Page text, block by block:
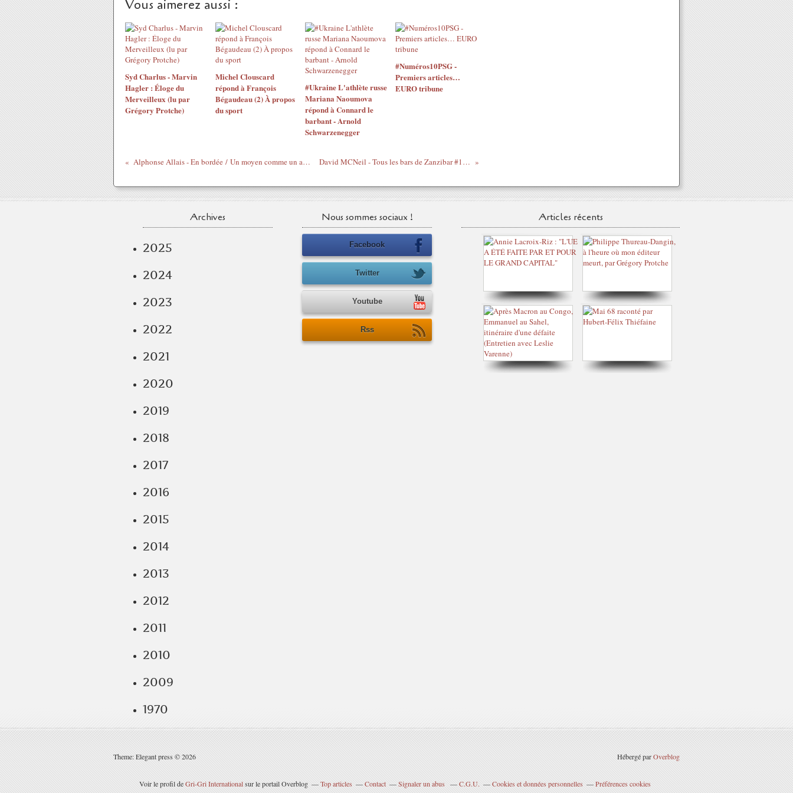
Vous aimerez aussi :
Syd Charlus - Marvin
Hagler : Éloge du
Merveilleux (lu par
Grégory Protche)
Michel Clouscard
répond à François
Bégaudeau (2) À propos
du sport
#Ukraine L'athlète russe
Mariana Naoumova
répond à Connard le
barbant - Arnold
Schwarzenegger
#Numéros10PSG -
Premiers articles…
EURO tribune
Alphonse Allais - En bordée / Un moyen comme un autre / Collage (À se tordre, lu par Grégory Protche) David MCNeil - Tous les bars de Zanzibar #1 (Premières pages, lues par Grégory Protche)
Archives
2025
2024
2023
2022
2021
2020
2019
2018
2017
2016
2015
2014
2013
2012
2011
2010
2009
1970
Nous sommes sociaux !
Facebook
Twitter
Youtube
Rss
Articles récents
Theme: Elegant press © 2026 Hébergé parOverblog
Voir le profil deGri-Gri Internationalsur le portail Overblog Top articles Contact Signaler un abus C.G.U. Cookies et données personnelles Préférences cookies